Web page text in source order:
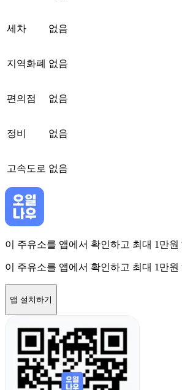
세차 없음
지역화폐 없음
편의점 없음
정비 없음
고속도로 없음
이 주유소를 앱에서 확인하고 최대 1만
이 주유소를 앱에서 확인하고 최대 1만
앱 설치하기